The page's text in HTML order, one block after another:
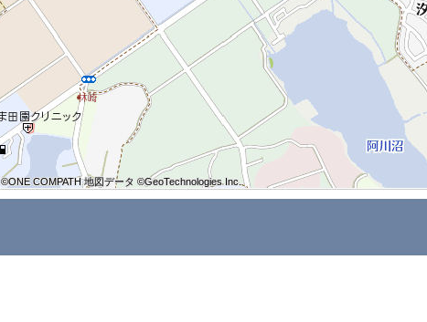
©ONE COMPATH 地図データ ©GeoTechnologies Inc.
©ONE COMPATH 地図データ ©GeoTechnologies Inc.
©ONE COMPATH 地図データ ©GeoTechnologies Inc.
©ONE COMPATH 地図データ ©GeoTechnologies Inc.
©ONE COMPATH 地図データ ©GeoTechnologies Inc.
©ONE COMPATH 地図データ ©GeoTechnologies Inc.
©ONE COMPATH 地図データ ©GeoTechnologies Inc.
©ONE COMPATH 地図データ ©GeoTechnologies Inc.
©ONE COMPATH 地図データ ©GeoTechnologies Inc.